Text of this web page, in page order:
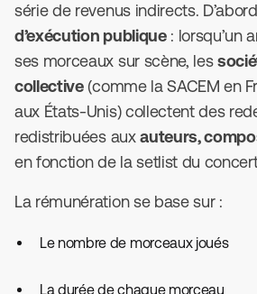
série de revenus indirects.
d’exécution publique: lorsqu’un
ses morceaux sur scène, les
collective(comme la SACEM en
aux États-Unis) collectent des
redistribuées auxauteurs,
en fonction de la setlist du
La rémunération se base sur :
Le nombre de morceaux joués
La durée de chaque morceau